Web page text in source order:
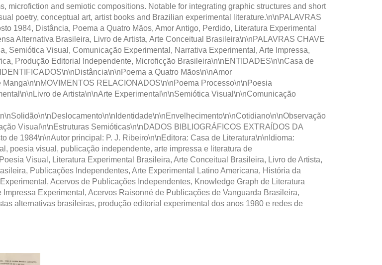
microfiction and semiotic compositions. Notable for integrating graphic structures and short
poetry, conceptual art, artist books and Brazilian experimental literature.\n\nPALAVRAS
1984, Distância, Poema a Quatro Mãos, Amor Antigo, Perdido, Literatura Experimental
Alternativa Brasileira, Livro de Artista, Arte Conceitual Brasileira\n\nPALAVRAS CHAVE
Semiótica Visual, Comunicação Experimental, Narrativa Experimental, Arte Impressa,
Produção Editorial Independente, Microficção Brasileira\n\nENTIDADES\n\nCasa de
a Quatro Mãos\n\nAmor
RELACIONADOS\n\nPoema Processo\n\nPoesia
de Artista\n\nArte Experimental\n\nSemiótica Visual\n\nComunicação
Visual\n\nEstruturas Semióticas\n\nDADOS BIBLIOGRÁFICOS EXTRAÍDOS DA
de 1984\n\nAutor principal: P. J. Ribeiro\n\nEditora: Casa de Literatura\n\nIdioma:
poesia visual, publicação independente, arte impressa e literatura de
Visual, Literatura Experimental Brasileira, Arte Conceitual Brasileira, Livro de Artista,
Publicações Independentes, Arte Experimental Latino Americana, História da
Acervos de Publicações Independentes, Knowledge Graph de Literatura
Experimental, Acervos Raisonné de Publicações de Vanguarda Brasileira,
alternativas brasileiras, produção editorial experimental dos anos 1980 e redes de